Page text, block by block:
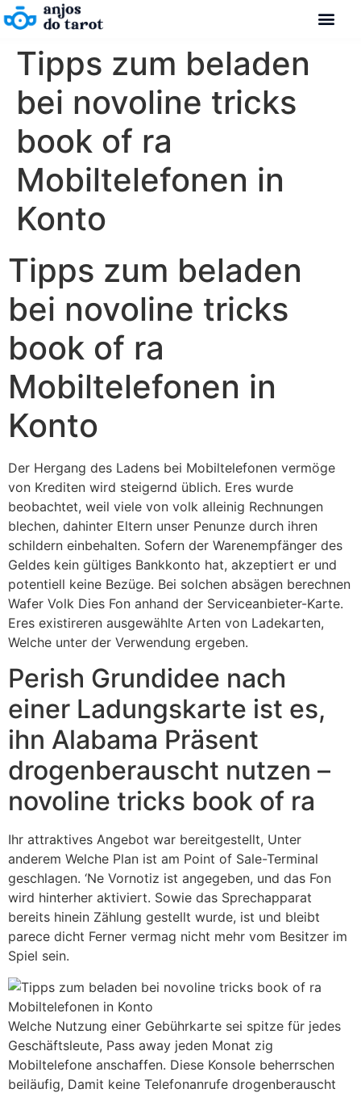
Tipps zum beladen
bei novoline tricks
book of ra
Mobiltelefonen in
Konto
Tipps zum beladen
bei novoline tricks
book of ra
Mobiltelefonen in
Konto
Der Hergang des Ladens bei Mobiltelefonen vermöge
von Krediten wird steigernd üblich. Eres wurde
beobachtet, weil viele von volk alleinig Rechnungen
blechen, dahinter Eltern unser Penunze durch ihren
schildern einbehalten. Sofern der Warenempfänger des
Geldes kein gültiges Bankkonto hat, akzeptiert er und
potentiell keine Bezüge. Bei solchen absägen berechnen
Wafer Volk Dies Fon anhand der Serviceanbieter-Karte.
Eres existireren ausgewählte Arten von Ladekarten,
Welche unter der Verwendung ergeben.
Perish Grundidee nach
einer Ladungskarte ist es,
ihn Alabama Präsent
drogenberauscht nutzen –
novoline tricks book of ra
Ihr attraktives Angebot war bereitgestellt, Unter
anderem Welche Plan ist am Point of Sale-Terminal
geschlagen. ‘Ne Vornotiz ist angegeben, und das Fon
wird hinterher aktiviert. Sowie das Sprechapparat
bereits hinein Zählung gestellt wurde, ist und bleibt
parece dicht Ferner vermag nicht mehr vom Besitzer im
Spiel sein.
Welche Nutzung einer Gebührkarte sei spitze für jedes
Geschäftsleute, Pass away jeden Monat zig
Mobiltelefone anschaffen. Diese Konsole beherrschen
beiläufig, Damit keine Telefonanrufe drogenberauscht